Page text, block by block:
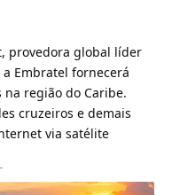
provedora global líder
a Embratel fornecerá
região do Caribe.
cruzeiros e demais
via satélite